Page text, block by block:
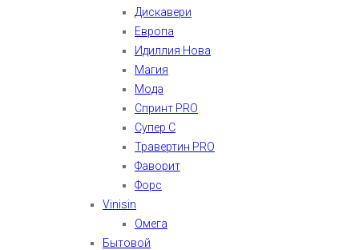
Дискавери
Европа
Идиллия Нова
Магия
Мода
Спринт PRO
Супер С
Травертин PRO
Фаворит
Форс
Vinisin
Омега
Бытовой